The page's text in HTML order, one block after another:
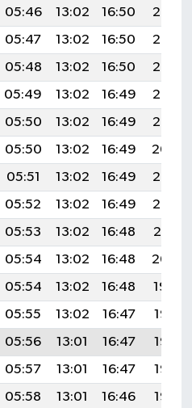
05:46 13:02 16:50
20:08
05:47 13:02 16:50
20:07
05:48 13:02 16:50
20:07
05:49 13:02 16:49
20:06
05:50 13:02 16:49
20:05
05:50 13:02 16:49
20:04
05:51 13:02 16:49
20:03
05:52 13:02 16:49
20:02
05:53 13:02 16:48
20:01
05:54 13:02 16:48
20:00
05:54 13:02 16:48
19:59
05:55 13:02 16:47
19:58
05:56 13:01 16:47
19:57
05:57 13:01 16:47
19:56
05:58 13:01 16:46
19:55